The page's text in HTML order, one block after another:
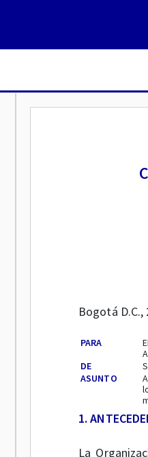
Bogotá
PARA
DE
ASUNTO
1.
La